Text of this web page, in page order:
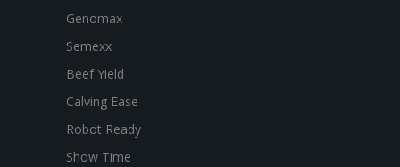
Genomax
Semexx
Beef Yield
Calving Ease
Robot Ready
Show Time